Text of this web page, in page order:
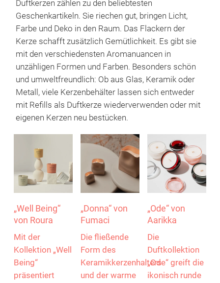
Duft.
von Marcel
Wanders.
stehen vier
Duftrichtungen.
Duftkerzen – für ein stimmungsvolles
Ambiente
Duftkerzen zählen zu den beliebtesten
Geschenkartikeln. Sie riechen gut, bringen Licht,
Farbe und Deko in den Raum. Das Flackern der
mit den verschiedensten Aromanuancen in
unzähligen Formen und Farben. Besonders schön
und umweltfreundlich: Ob aus Glas, Keramik oder
Metall, viele Kerzenbehälter lassen sich entweder
mit Refills als Duftkerze wiederverwenden oder mit
eigenen Kerzen neu bestücken.